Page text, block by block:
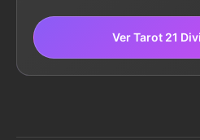
Ver Tarot 21